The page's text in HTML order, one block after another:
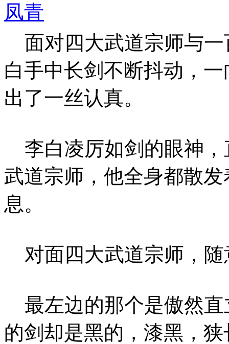
凤青
面对四大武道宗师与一
白手中长剑不断抖动，
出了一丝认真。
李白凌厉如剑的眼神，
武道宗师，他全身都散
息。
对面四大武道宗师，随
最左边的那个是傲然直
的剑却是黑的，漆黑，